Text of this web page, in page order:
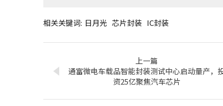
相关关键词: 日月光 芯片封装 IC封装
上一篇
通富微电车载品智能封装测试中心启动量产，
资25亿聚焦汽车芯片